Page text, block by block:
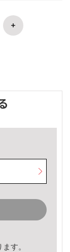
す。